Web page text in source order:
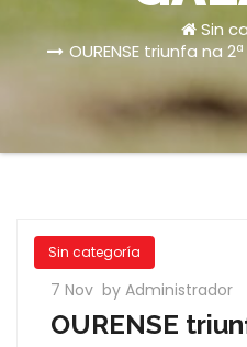
Sin
OURENSE triunfa na
Sin categoría
7 Nov by Administrador
OURENSE